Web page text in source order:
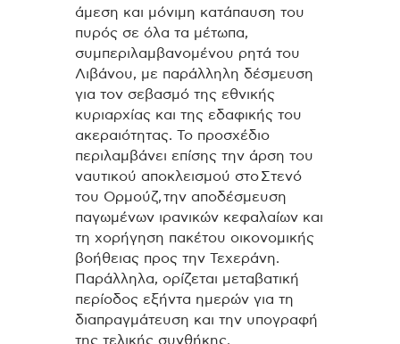
άμεση και μόνιμη κατάπαυση του
πυρός σε όλα τα μέτωπα,
συμπεριλαμβανομένου ρητά του
Λιβάνου, με παράλληλη δέσμευση
για τον σεβασμό της εθνικής
κυριαρχίας και της εδαφικής του
ακεραιότητας. Το προσχέδιο
περιλαμβάνει επίσης την άρση του
ναυτικού αποκλεισμού στο Στενό
του Ορμούζ, την αποδέσμευση
παγωμένων ιρανικών κεφαλαίων και
τη χορήγηση πακέτου οικονομικής
βοήθειας προς την Τεχεράνη.
Παράλληλα, ορίζεται μεταβατική
περίοδος εξήντα ημερών για τη
διαπραγμάτευση και την υπογραφή
της τελικής συνθήκης.